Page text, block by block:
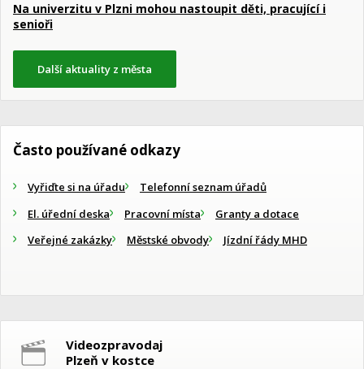
Na univerzitu v Plzni mohou nastoupit děti, pracující i
senioři
Další aktuality z města
Často používané odkazy
Vyřiďte si na úřadu
Telefonní seznam úřadů
El. úřední deska
Pracovní místa
Granty a dotace
Veřejné zakázky
Městské obvody Jízdní řády MHD
Videozpravodaj
Plzeň v kostce